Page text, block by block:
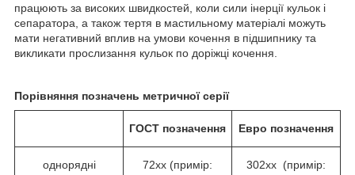
працюють за високих швидкостей, коли сили інерції кульок і
сепаратора, а також тертя в мастильному матеріалі можуть
мати негативний вплив на умови кочення в підшипнику та
викликати прослизання кульок по доріжці кочення.
Порівняння позначень метричної серії
ГОСТ позначення Евро позначення
однорядні
72хх (примір:
302хх (примір: